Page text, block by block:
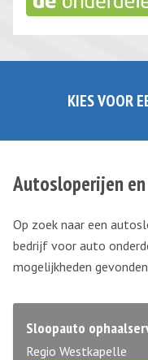
KIES VOOR
Autosloperijen
Op zoek naar een
bedrijf voor auto
mogelijkheden
Sloopauto
Regio Westkapelle